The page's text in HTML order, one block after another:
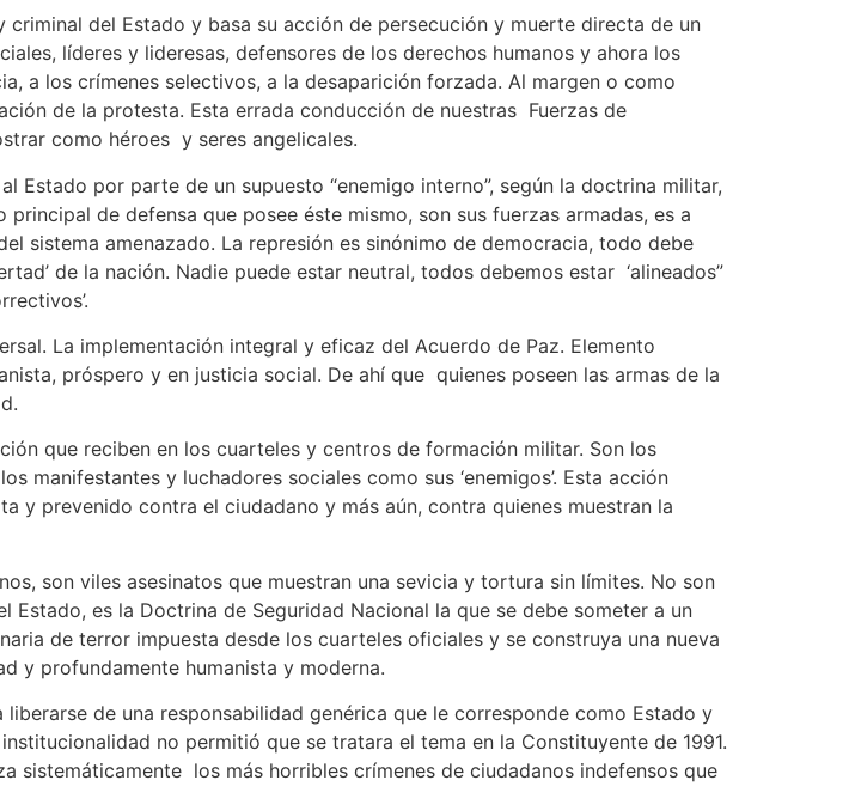
del Estado y basa su acción de persecución y muerte directa de un
líderes y lideresas, defensores de los derechos humanos y ahora los
a los crímenes selectivos, a la desaparición forzada. Al margen o como
de la protesta. Esta errada conducción de nuestras Fuerzas de
como héroes y seres angelicales.
por parte de un supuesto “enemigo interno”, según la doctrina militar,
de defensa que posee éste mismo, son sus fuerzas armadas, es a
sistema amenazado. La represión es sinónimo de democracia, todo debe
de la nación. Nadie puede estar neutral, todos debemos estar ‘alineados”
La implementación integral y eficaz del Acuerdo de Paz. Elemento
próspero y en justicia social. De ahí que quienes poseen las armas de la
que reciben en los cuarteles y centros de formación militar. Son los
manifestantes y luchadores sociales como sus ‘enemigos’. Esta acción
prevenido contra el ciudadano y más aún, contra quienes muestran la
son viles asesinatos que muestran una sevicia y tortura sin límites. No son
es la Doctrina de Seguridad Nacional la que se debe someter a un
de terror impuesta desde los cuarteles oficiales y se construya una nueva
y profundamente humanista y moderna.
liberarse de una responsabilidad genérica que le corresponde como Estado y
no permitió que se tratara el tema en la Constituyente de 1991.
sistemáticamente los más horribles crímenes de ciudadanos indefensos que